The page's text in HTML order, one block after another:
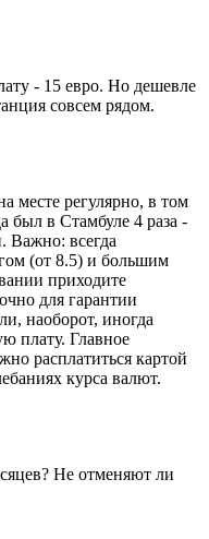
- 15 евро. Но дешевле
совсем рядом.
месте регулярно, в том
был в Стамбуле 4 раза -
Важно: всегда
(от 8.5) и большим
приходите
для гарантии
наоборот, иногда
плату. Главное
расплатиться картой
курса валют.
Не отменяют ли